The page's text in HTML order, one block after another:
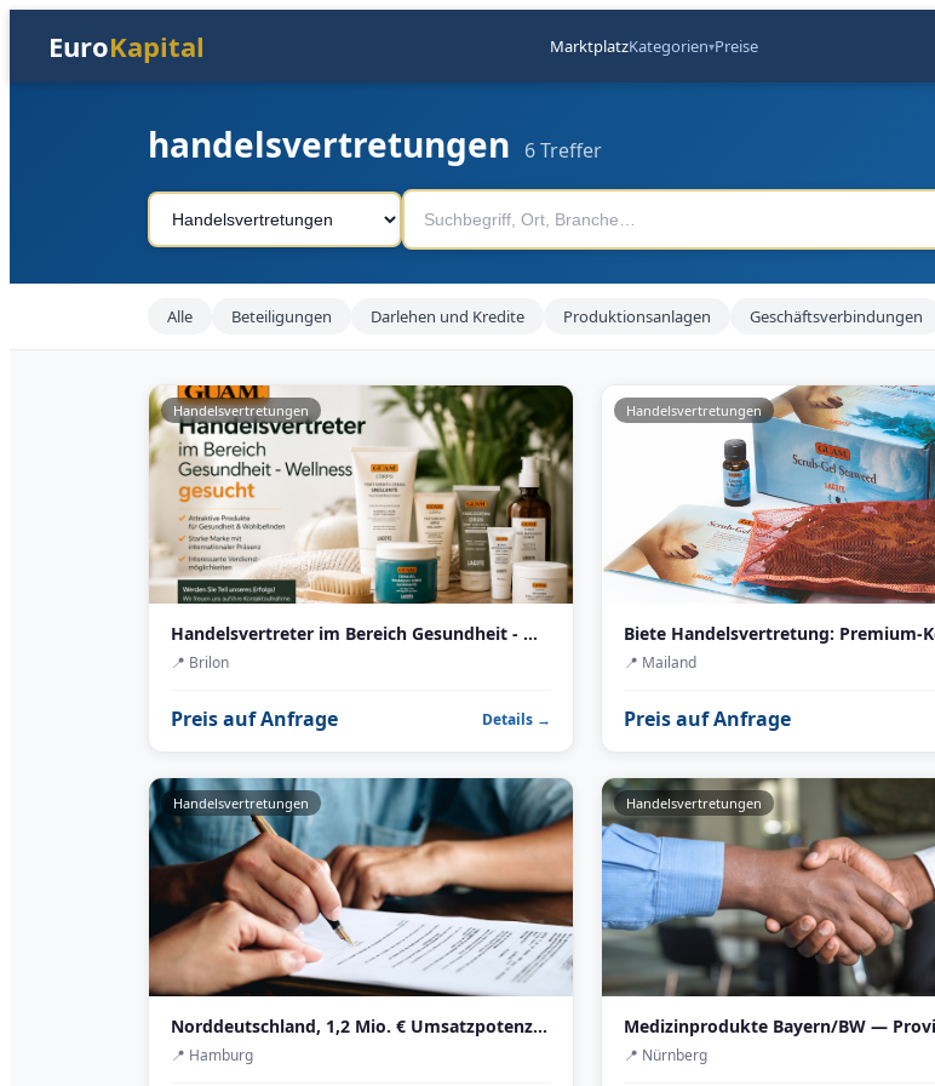
EuroKapital MarktplatzKategorien▾Preise
handelsvertretungen 6 Treffer
Alle Beteiligungen Darlehen und Kredite Produktionsanlagen Geschäftsverbindungen
Handelsvertretungen
Handelsvertreter im Bereich Gesundheit - Wellness gesucht
📍 Brilon
Preis auf Anfrage Details →
Handelsvertretungen
📍 Mailand
Preis auf Anfrage
Handelsvertretungen
Norddeutschland, 1,2 Mio. € Umsatzpotenzial — Büromöbel-Vertretung frei
📍 Hamburg
Handelsvertretungen
📍 Nürnberg